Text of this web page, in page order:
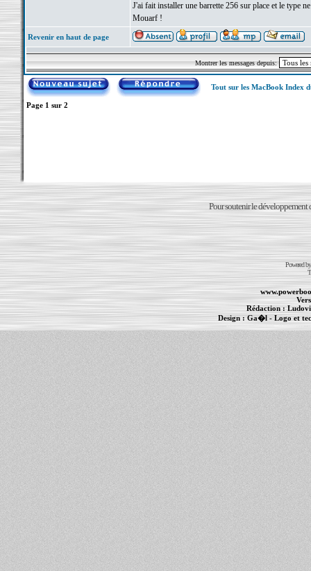
J'ai fait installer une barrette 256 sur place et le type
Mouarf !
Revenir en haut de page
Montrer les messages depuis:
Tout sur les MacBook Index
Page 1 sur 2
Pour soutenir le développement
Powered
Rédaction :
Design :Ga�l - Logo et
PowerBook - MacBook Pro